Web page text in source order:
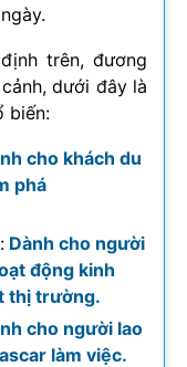
trên, đương
dưới đây là
biến:
cho khách du
phá
Dành cho người
động kinh
thị trường.
cho người lao
làm việc.